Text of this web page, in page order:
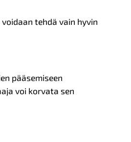
tehdä vain hyvin
pääsemiseen
voi korvata sen